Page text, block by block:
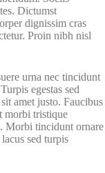
Dictumst
dignissim cras
Proin nibh nisl
urna nec tincidunt
egestas sed
amet justo. Faucibus
morbi tristique
Morbi tincidunt ornare
sed turpis